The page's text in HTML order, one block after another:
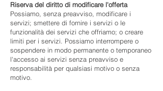
Riserva del diritto di modificare l'offerta
Possiamo, senza preavviso, modificare i
servizi; smettere di fornire i servizi o le
funzionalità dei servizi che offriamo; o creare
limiti per i servizi. Possiamo interrompere o
sospendere in modo permanente o temporaneo
l'accesso ai servizi senza preavviso e
responsabilità per qualsiasi motivo o senza
motivo.